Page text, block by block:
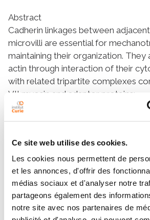
Ce site web utilise des cookies.
Les cookies nous permettent de
et les annonces, d'offrir des
médias sociaux et d'analyser notre
partageons également des
notre site avec nos partenaires de
Abstract
Cadherin linkages between
microvilli are essential for
maintaining their organization. They
actin through interaction of their
with related tripartite complexes
VII myosin and adaptor proteins:
Myo7a/SANS/Harmonin in
Myo7b/ANKS4B/Harmonin in
Myo7b C-terminal MyTH4-FERM
unveil how they recognize
binding mode. Systematic
between domains of the tripartite
how the complex assembles and
self-association of harmonin-a.